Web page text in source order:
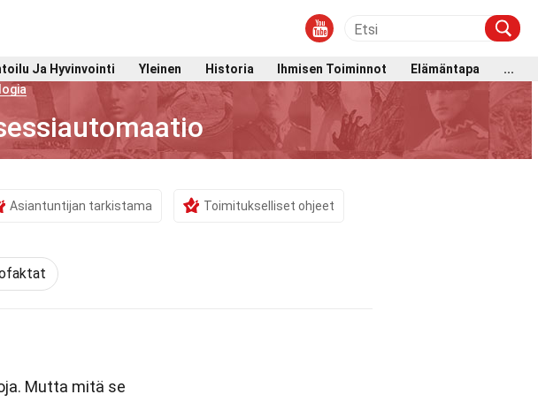
Ja Hyvinvointi Yleinen Historia Ihmisen Toiminnot Elämäntapa
...
Asiantuntijan tarkistama Toimitukselliset ohjeet
Mutta mitä se